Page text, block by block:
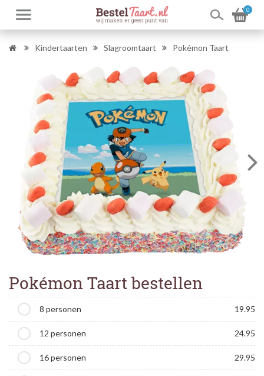
0
Kindertaarten Slagroomtaart Pokémon Taart
Pokémon Taart bestellen
8 personen 19.95
12 personen 24.95
16 personen 29.95